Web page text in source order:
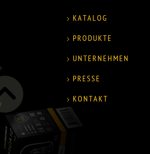
KATALOG
PRODUKTE
UNTERNEHMEN
PRESSE
KONTAKT